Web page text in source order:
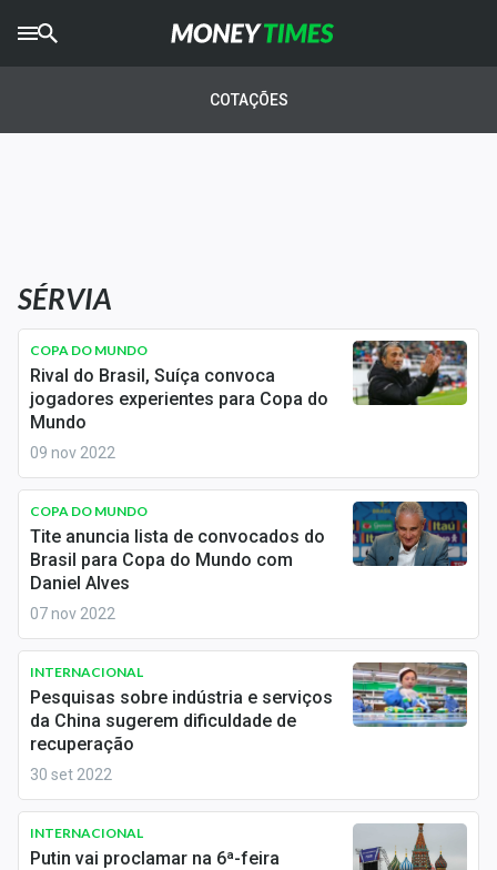
AGROTIMES
Newsletters
Money Trader
Anuncie
Últimas Notícias
Newsletters
Cotações
Comprar ou vender?
Carteiras Recomendadas
Central de Dividendos
Central de Fundos Imobiliários
Central dos IPOs
Renda Fixa
COTAÇÕES
SÉRVIA
COPA DO MUNDO
Rival do Brasil, Suíça convoca
jogadores experientes para Copa do
Mundo
09 nov 2022
COPA DO MUNDO
Tite anuncia lista de convocados do
Brasil para Copa do Mundo com
Daniel Alves
07 nov 2022
INTERNACIONAL
Pesquisas sobre indústria e serviços
da China sugerem dificuldade de
recuperação
30 set 2022
INTERNACIONAL
Putin vai proclamar na 6ª-feira